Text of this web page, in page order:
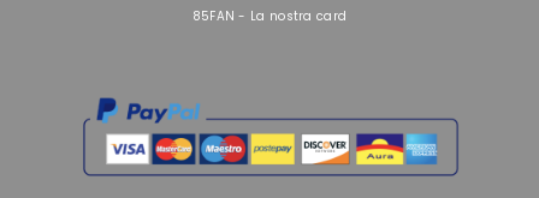
85FAN - La nostra card